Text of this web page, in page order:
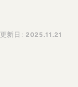
更新日: 2025.11.21